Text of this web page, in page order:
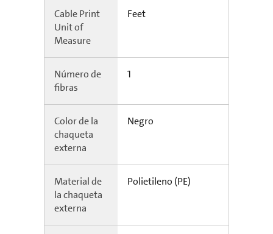
Cable Print
Unit of
Measure
Feet
Número de
fibras
1
Color de la
chaqueta
externa
Negro
Material de
la chaqueta
externa
Polietileno (PE)